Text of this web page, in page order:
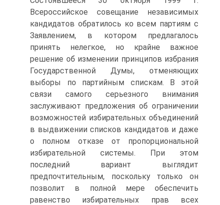
Всероссийское совещание независимых
кандидатов обратилось ко всем партиям с
Заявлением, в котором предлагалось
принять нелегкое, но крайне важное
решение об изменении принципов избрания
Государственной Думы, отменяющих
выборы по партийным спискам. В этой
связи самого серьезного внимания
заслуживают предложения об ограничении
возможностей избирательных объединений
в выдвижении списков кандидатов и даже
о полном отказе от пропорциональной
избирательной системы. При этом
последний вариант выглядит
предпочтительным, поскольку только он
позволит в полной мере обеспечить
равенство избирательных прав всех